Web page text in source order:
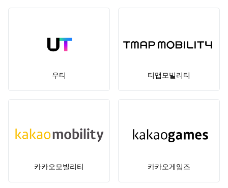
우티 티맵모빌리티
카카오모빌리티 카카오게임즈